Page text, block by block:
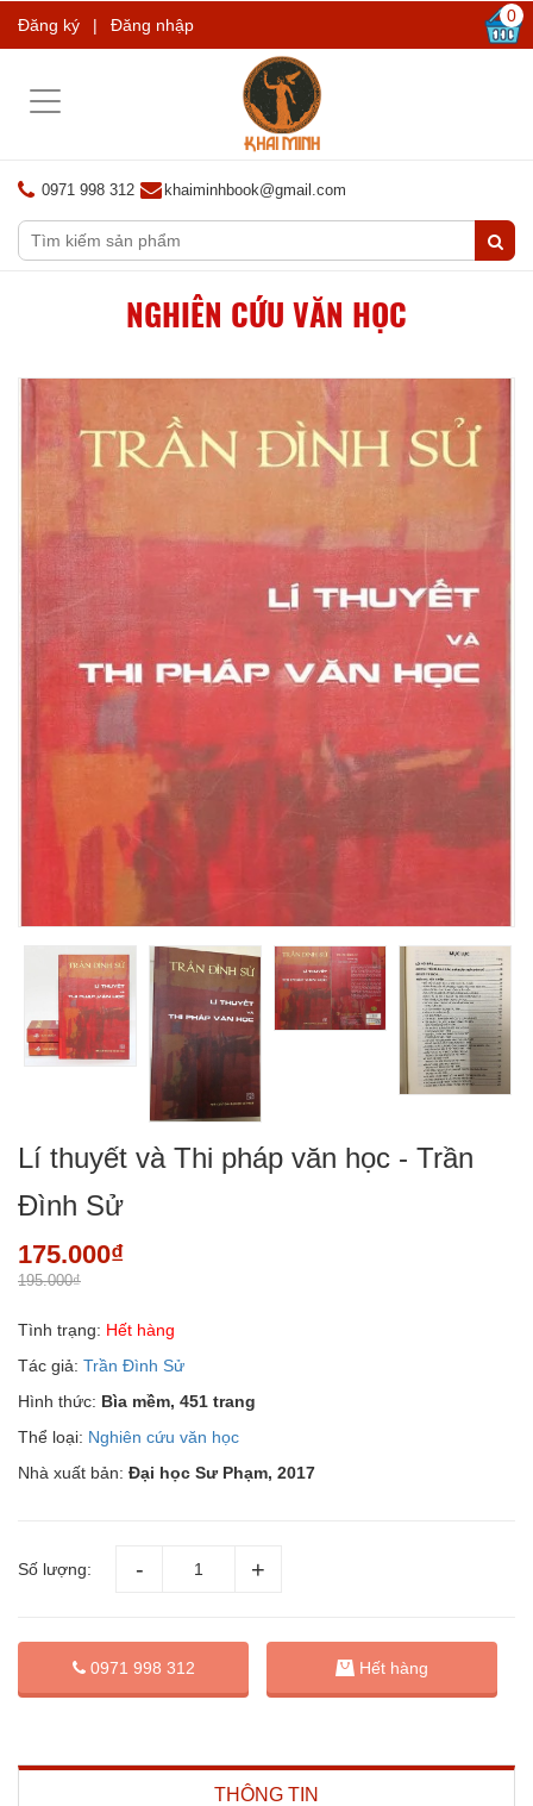
Đăng ký | Đăng nhập 0
Toggle
0971 998 312 khaiminhbook@gmail.com
NGHIÊN CỨU VĂN HỌC
Lí thuyết và Thi pháp văn học - Trần
Đình Sử
175.000₫
195.000₫
Tình trạng: Hết hàng
Tác giả: Trần Đình Sử
Hình thức: Bìa mềm, 451 trang
Thể loại: Nghiên cứu văn học
Nhà xuất bản: Đại học Sư Phạm, 2017
Số lượng:
0971 998 312 Hết hàng
THÔNG TIN